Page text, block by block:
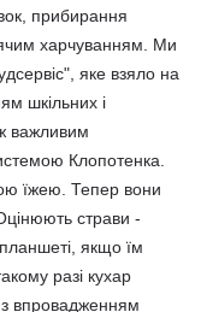
прибирання
харчуванням. Ми
яке взяло на
шкільних і
важливим
Клопотенка.
їжею. Тепер вони
страви -
якщо їм
разі кухар
впровадженням